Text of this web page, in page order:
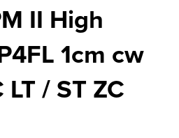
II High
1cm cw
/ ST ZC